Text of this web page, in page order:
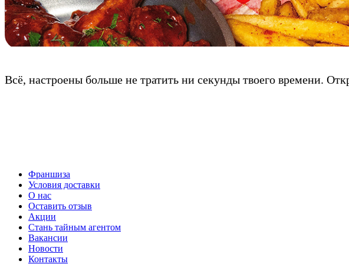
Всё, настроены больше не тратить ни секунды твоего времени.
Франшиза
Условия доставки
О нас
Оставить отзыв
Акции
Стань тайным агентом
Вакансии
Новости
Контакты